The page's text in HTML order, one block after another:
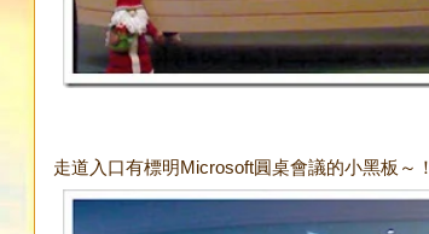
走道入口有標明Microsoft圓桌會議的小黑板～！